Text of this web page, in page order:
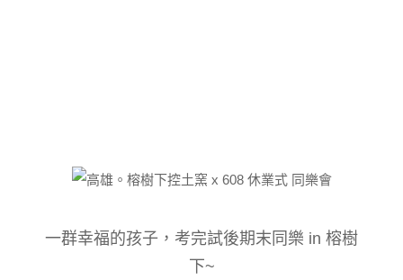
一群幸福的孩子，考完試後期末同樂 in 榕樹
下~